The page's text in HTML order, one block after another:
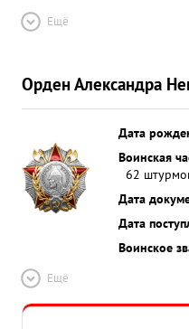
Ещё
Орден Александра
Дата
Воинская
62
Дата
Дата
Воинское
Ещё